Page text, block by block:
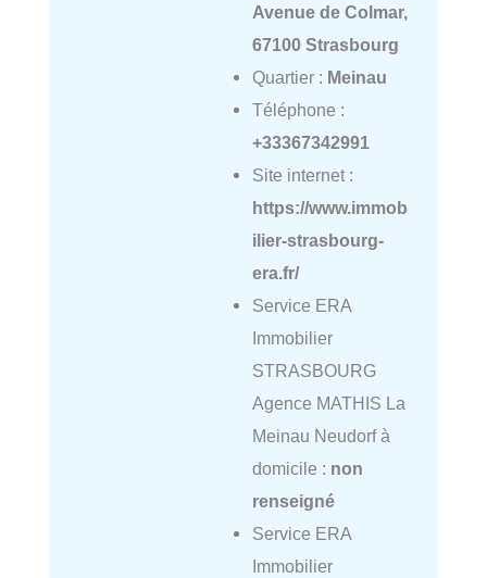
Avenue de Colmar,
67100 Strasbourg
Quartier : Meinau
Téléphone :
+33367342991
Site internet :
https://www.immob
ilier-strasbourg-
era.fr/
Service ERA
Immobilier
STRASBOURG
Agence MATHIS La
Meinau Neudorf à
domicile : non
renseigné
Service ERA
Immobilier